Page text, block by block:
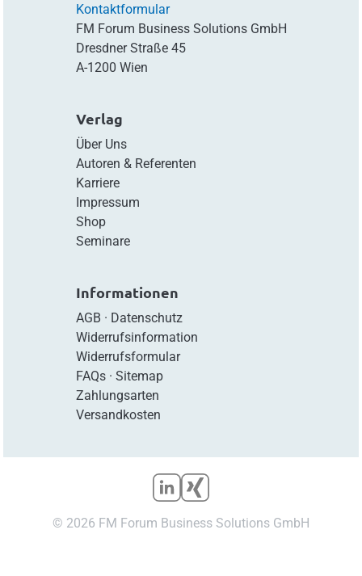
Kontaktformular
FM Forum Business Solutions GmbH
Dresdner Straße 45
A-1200 Wien
Verlag
Über Uns
Autoren & Referenten
Karriere
Impressum
Shop
Seminare
Informationen
AGB · Datenschutz
Widerrufsinformation
Widerrufsformular
FAQs· Sitemap
Zahlungsarten
Versandkosten
© 2026 FM Forum Business Solutions GmbH